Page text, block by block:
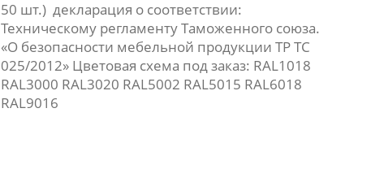
50 шт.) декларация о соответствии:
Техническому регламенту Таможенного союза.
«О безопасности мебельной продукции ТР ТС
025/2012» Цветовая схема под заказ: RAL1018
RAL3000 RAL3020 RAL5002 RAL5015 RAL6018
RAL9016